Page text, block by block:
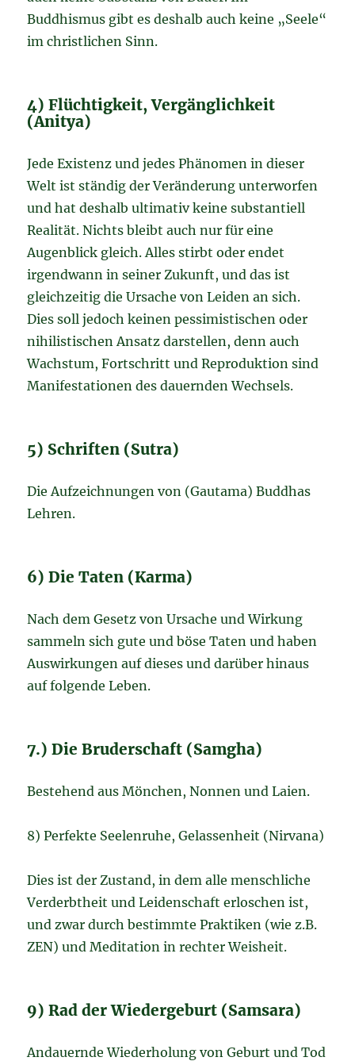
Buddhismus gibt es deshalb auch keine „Seele“
im christlichen Sinn.
4) Flüchtigkeit, Vergänglichkeit
(Anitya)
Jede Existenz und jedes Phänomen in dieser
Welt ist ständig der Veränderung unterworfen
und hat deshalb ultimativ keine substantiell
Realität. Nichts bleibt auch nur für eine
Augenblick gleich. Alles stirbt oder endet
irgendwann in seiner Zukunft, und das ist
gleichzeitig die Ursache von Leiden an sich.
Dies soll jedoch keinen pessimistischen oder
nihilistischen Ansatz darstellen, denn auch
Wachstum, Fortschritt und Reproduktion sind
Manifestationen des dauernden Wechsels.
5) Schriften (Sutra)
Die Aufzeichnungen von (Gautama) Buddhas
Lehren.
6) Die Taten (Karma)
Nach dem Gesetz von Ursache und Wirkung
sammeln sich gute und böse Taten und haben
Auswirkungen auf dieses und darüber hinaus
auf folgende Leben.
7.) Die Bruderschaft (Samgha)
Bestehend aus Mönchen, Nonnen und Laien.
8) Perfekte Seelenruhe, Gelassenheit (Nirvana)
Dies ist der Zustand, in dem alle menschliche
Verderbtheit und Leidenschaft erloschen ist,
und zwar durch bestimmte Praktiken (wie z.B.
ZEN) und Meditation in rechter Weisheit.
9) Rad der Wiedergeburt (Samsara)
Andauernde Wiederholung von Geburt und Tod